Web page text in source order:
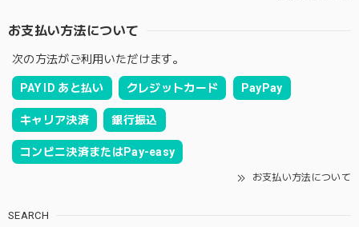
お支払い方法について
次の方法がご利用いただけます。
PAY ID あと払い クレジットカード PayPay
キャリア決済 銀行振込
コンビニ決済またはPay-easy
お支払い方法について
SEARCH